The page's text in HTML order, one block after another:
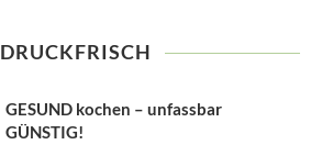
DRUCKFRISCH
GESUND kochen – unfassbar
GÜNSTIG!